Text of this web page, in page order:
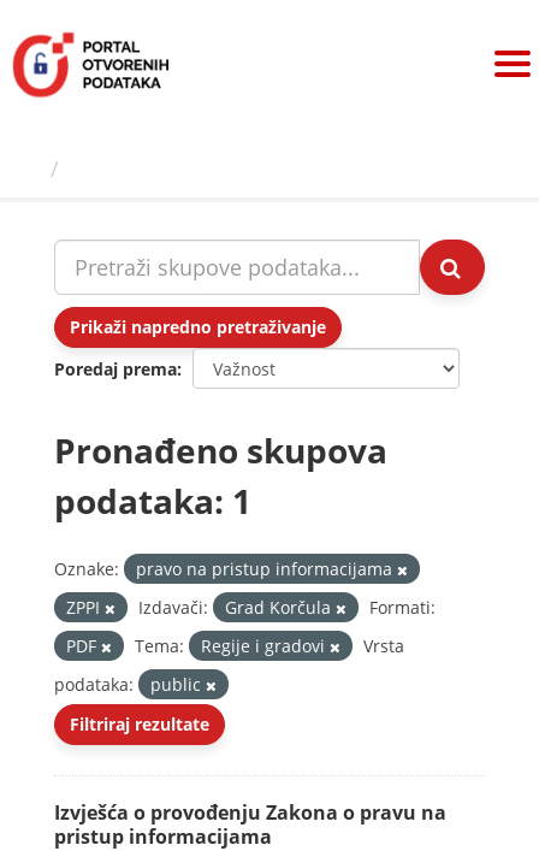
sadržaj
Prikaži napredno pretraživanje
Poredaj prema
Pronađeno skupova
podataka: 1
Oznake:
pravo na pristup informacijama
ZPPI
Izdavači: Grad Korčula
Formati:
PDF
Tema: Regije i gradovi
Vrsta
podataka:
public
Filtriraj rezultate
Izvješća o provođenju Zakona o pravu na
pristup informacijama